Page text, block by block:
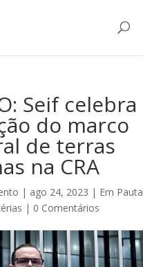
Seif celebra
do marco
de terras
na CRA
| ago 24, 2023 | Em Pauta
| 0 Comentários